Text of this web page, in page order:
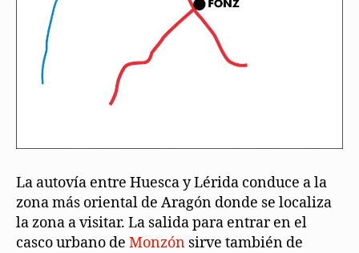
La autovía entre Huesca y Lérida conduce a la
zona más oriental de Aragón donde se localiza
la zona a visitar. La salida para entrar en el
casco urbano de Monzón sirve también de